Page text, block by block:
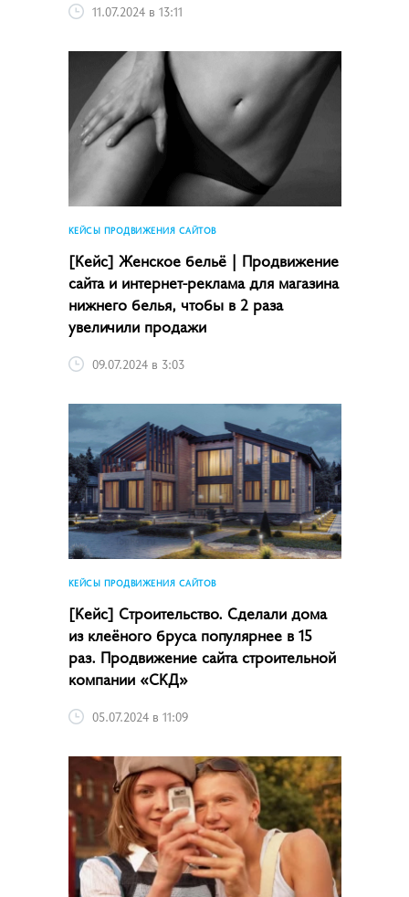
11.07.2024 в 13:11
КЕЙСЫ ПРОДВИЖЕНИЯ САЙТОВ
[Кейс] Женское бельё | Продвижение
сайта и интернет-реклама для магазина
нижнего белья, чтобы в 2 раза
увеличили продажи
09.07.2024 в 3:03
КЕЙСЫ ПРОДВИЖЕНИЯ САЙТОВ
[Кейс] Строительство. Сделали дома
из клеёного бруса популярнее в 15
раз. Продвижение сайта строительной
компании «СКД»
05.07.2024 в 11:09